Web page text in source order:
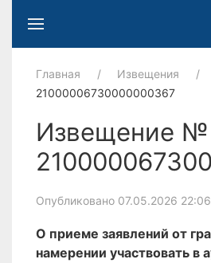
Главная Извещения
21000006730000000367
Извещение №
Опубликовано 07.05.2026 22:06
О приеме заявлений от
намерении участвовать в